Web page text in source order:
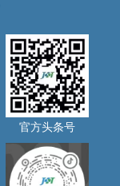
官方头条号